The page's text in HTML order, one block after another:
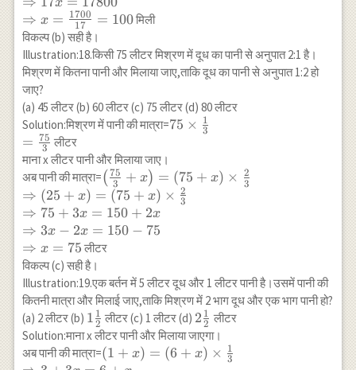
60+x=
\times
\frac{8}{25}
\\
\Rightarrow
1500+25
x=3200+8 x
\Rightarrow
25 x-8
x=3200-1520
\\
\Rightarrow
x=\frac{1700}
{17}=100
⇒ x = 17
1700 = 100मिली
विकल्प (b) सही है।
Illustration:18.किसी 75 लीटर मिश्रण में दूध का पानी से अनुपात 2:1 है।
मिश्रण में कितना पानी और मिलाया जाए,ताकि दूध का पानी से अनुपात 1:2 हो
जाए?
(a) 45 लीटर (b) 60 लीटर (c) 75 लीटर (d) 80 लीटर
Solution:मिश्रण में पानी की मात्रा=75 \times
=\frac{75}
{3}
75 × 3
1
= 3
75 लीटर
माना x लीटर पानी और मिलाया जाए।
अब पानी की मात्रा=\left(\frac{75}
{3}+x\right)=
(75+x) \times
\frac{2}{3} \\
\Rightarrow(25+x)=
\frac{2}{3} \\
\Rightarrow 75+3
x=150+2 x \\
\Rightarrow 3 x-2
x=150-75 \\
\Rightarrow x=75
( 3
75 + x) = (75 + x) × 3
2
⇒ (25 + x) = (75 + x) × 3
2
⇒ 75 + 3x = 150 + 2x
⇒ 3x − 2x = 150 − 75
⇒ x = 75 लीटर
विकल्प (c) सही है।
Illustration:19.एक बर्तन में 5 लीटर दूध और 1 लीटर पानी है।उसमें पानी की
कितनी मात्रा और मिलाई जाए,ताकि मिश्रण में 2 भाग दूध और एक भाग पानी हो?
(a) 2 लीटर (b) 1
\frac{1}
{2}
1 2
1 लीटर (c) 1 लीटर (d) 2
\frac{1}
{2}
2 2
1
लीटर
Solution:माना x लीटर पानी और मिलाया जाएगा।
अब पानी की मात्रा=(1+x)=
(1 + x) = (6 + x) × 3
1